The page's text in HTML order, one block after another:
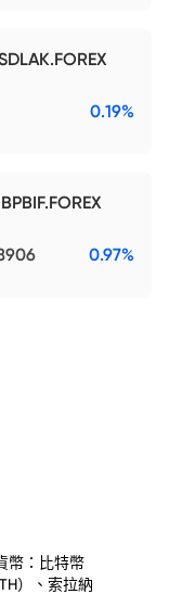
0.19%
0.97%
幣：比特幣
）、索拉納